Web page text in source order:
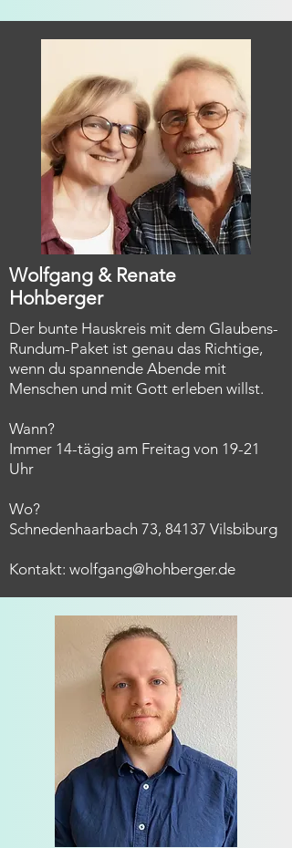
Wolfgang & Renate
Hohberger
Der bunte Hauskreis mit dem Glaubens-
Rundum-Paket ist genau das Richtige,
wenn du spannende Abende ​mit
Menschen und mit Gott erleben willst.
Wann?
Immer 14-tägig am Freitag von 19-21
Uhr
Wo?
Schnedenhaarbach ​​ 73, 84137 Vilsbiburg
Kontakt: wolfgang@hohberger.de